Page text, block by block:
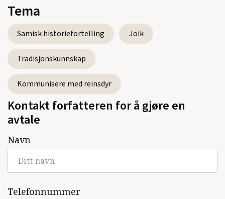
Tema
Samisk historiefortelling Joik
Tradisjonskunnskap
Kommunisere med reinsdyr
Kontakt forfatteren for å gjøre en
avtale
Navn
Telefonnummer